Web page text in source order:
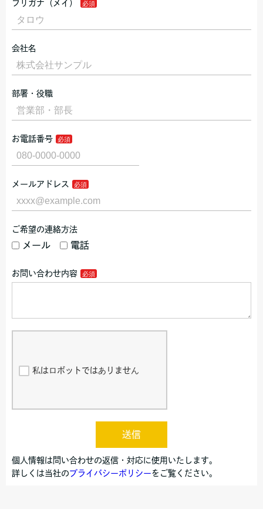
フリガナ（メイ）
会社名
部署・役職
お電話番号
メールアドレス
ご希望の連絡方法
メール 電話
お問い合わせ内容
私はロボットではありません
送信
個人情報は問い合わせの返信・対応に使用いたします。
詳しくは当社のプライバシーポリシーをご覧ください。